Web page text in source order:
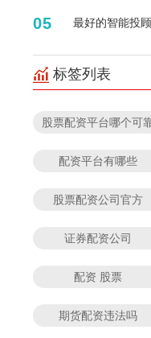
05 最好的智能投
标签列表
股票配资平台哪个可
配资平台有哪些
股票配资公司官方
证券配资公司
配资 股票
期货配资违法吗